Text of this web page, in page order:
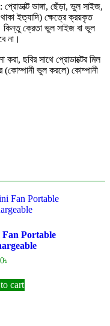
ভাঙ্গা, ছেঁড়া, ভুল সাইজ,
থাকা ইত্যাদি) ক্ষেত্রে ক্রয়কৃত
কিন্তু ক্রেতা ভুল সাইজ বা ভুল
না।
ছবির সাথে প্রোডাক্টের মিল
(কোম্পানী ভুল করলে) কোম্পানী
Portable
৳
cart